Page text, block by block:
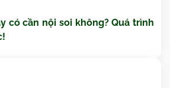
có cần nội soi không? Quá trình